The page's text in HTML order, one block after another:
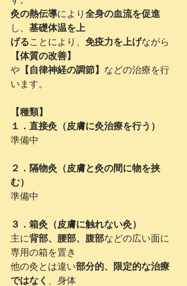
灸の熱伝導により 全身の血流を促進
し、 基礎体温を上
げることにより、 免疫力を上げながら
【体質の改善】
や 【自律神経の調節】 などの治療を行
います。
【種類】
１．直接灸（皮膚に灸治療を行う）
準備中
２．隔物灸（皮膚と灸の間に物を挟
む）
準備中
３．箱灸（皮膚に触れない灸）
主に背部、腰部、腹部などの広い面に
専用の箱を置き
他の灸とは違い部分的、限定的な治療
ではなく
、身体